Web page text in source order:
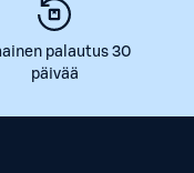
palautus 30
päivää